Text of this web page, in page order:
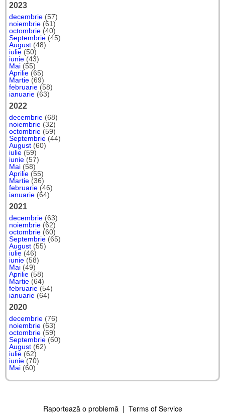
2023
decembrie (57)
noiembrie (61)
octombrie (40)
Septembrie (45)
August (48)
iulie (50)
iunie (43)
Mai (55)
Aprilie (65)
Martie (69)
februarie (58)
ianuarie (63)
2022
decembrie (68)
noiembrie (32)
octombrie (59)
Septembrie (44)
August (60)
iulie (59)
iunie (57)
Mai (58)
Aprilie (55)
Martie (36)
februarie (46)
ianuarie (64)
2021
decembrie (63)
noiembrie (62)
octombrie (60)
Septembrie (65)
August (55)
iulie (46)
iunie (58)
Mai (49)
Aprilie (58)
Martie (64)
februarie (54)
ianuarie (64)
2020
decembrie (76)
noiembrie (63)
octombrie (59)
Septembrie (60)
August (62)
iulie (62)
iunie (70)
Mai (60)
Raportează o problemă| Terms of Service